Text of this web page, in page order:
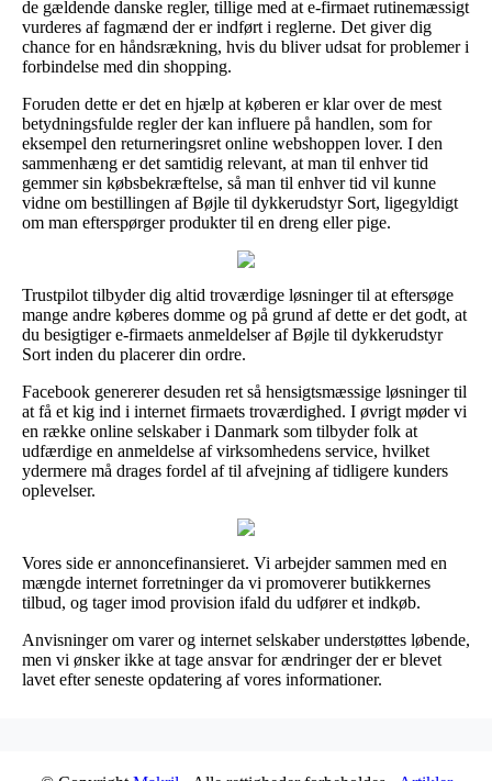
de gældende danske regler, tillige med at e-firmaet rutinemæssigt
vurderes af fagmænd der er indført i reglerne. Det giver dig
chance for en håndsrækning, hvis du bliver udsat for problemer i
forbindelse med din shopping.
Foruden dette er det en hjælp at køberen er klar over de mest
betydningsfulde regler der kan influere på handlen, som for
eksempel den returneringsret online webshoppen lover. I den
sammenhæng er det samtidig relevant, at man til enhver tid
gemmer sin købsbekræftelse, så man til enhver tid vil kunne
vidne om bestillingen af Bøjle til dykkerudstyr Sort, ligegyldigt
om man efterspørger produkter til en dreng eller pige.
Trustpilot tilbyder dig altid troværdige løsninger til at eftersøge
mange andre køberes domme og på grund af dette er det godt, at
du besigtiger e-firmaets anmeldelser af Bøjle til dykkerudstyr
Sort inden du placerer din ordre.
Facebook genererer desuden ret så hensigtsmæssige løsninger til
at få et kig ind i internet firmaets troværdighed. I øvrigt møder vi
en række online selskaber i Danmark som tilbyder folk at
udfærdige en anmeldelse af virksomhedens service, hvilket
ydermere må drages fordel af til afvejning af tidligere kunders
oplevelser.
Vores side er annoncefinansieret. Vi arbejder sammen med en
mængde internet forretninger da vi promoverer butikkernes
tilbud, og tager imod provision ifald du udfører et indkøb.
Anvisninger om varer og internet selskaber understøttes løbende,
men vi ønsker ikke at tage ansvar for ændringer der er blevet
lavet efter seneste opdatering af vores informationer.